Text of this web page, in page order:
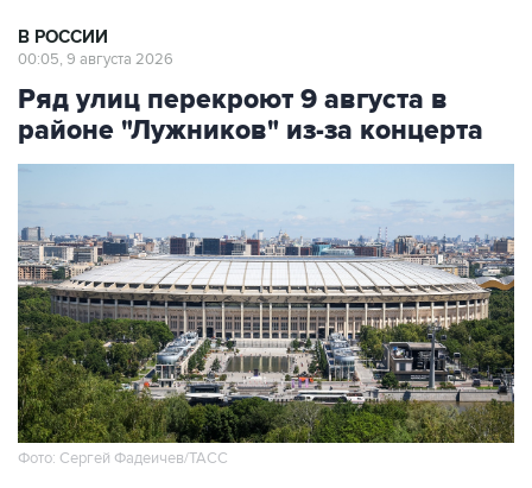
Ряд улиц перекроют 9 августа в
районе "Лужников" из-за концерта
Фото: Сергей Фадеичев/ТАСС
Москва. 9 августа. INTERFAX.RU - Движение в